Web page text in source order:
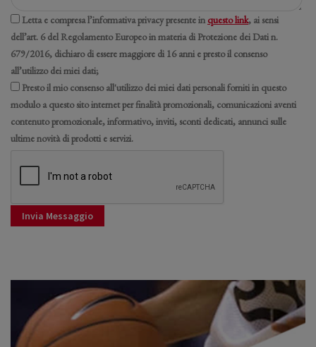
Letta e compresa l’informativa privacy presente in questo link, ai sensi
dell’art. 6 del Regolamento Europeo in materia di Protezione dei Dati n.
679/2016, dichiaro di essere maggiore di 16 anni e presto il consenso
all’utilizzo dei miei dati;
Presto il mio consenso all'utilizzo dei miei dati personali forniti in questo
modulo a questo sito internet per finalità promozionali, comunicazioni aventi
contenuto promozionale, informativo, inviti, sconti dedicati, annunci sulle
ultime novità di prodotti e servizi.
Invia Messaggio